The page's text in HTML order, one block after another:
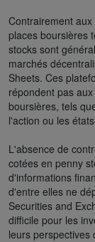
Contrairement
places boursières
stocks sont
marchés
Sheets. Ces
répondent pas
boursières, tels
l'action ou les
L'absence de
cotées en penny
d'informations
d'entre elles ne
Securities and
difficile pour les
leurs perspectives